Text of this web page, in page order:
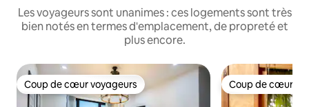
Les voyageurs sont unanimes : ces logements sont très
bien notés en termes d'emplacement, de propreté et
plus encore.
Coup de cœur voyageurs
Coup de cœur voyageurs Coup de cœur
Coup de cœur